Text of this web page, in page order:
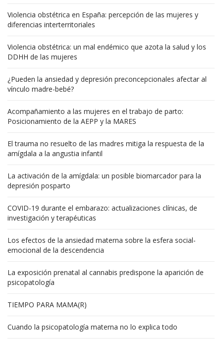
Violencia obstétrica en España: percepción de las mujeres y
diferencias interterritoriales
Violencia obstétrica: un mal endémico que azota la salud y los
DDHH de las mujeres
¿Pueden la ansiedad y depresión preconcepcionales afectar al
vínculo madre-bebé?
Acompañamiento a las mujeres en el trabajo de parto:
Posicionamiento de la AEPP y la MARES
El trauma no resuelto de las madres mitiga la respuesta de la
amígdala a la angustia infantil
La activación de la amígdala: un posible biomarcador para la
depresión posparto
COVID-19 durante el embarazo: actualizaciones clínicas, de
investigación y terapéuticas
Los efectos de la ansiedad materna sobre la esfera social-
emocional de la descendencia
La exposición prenatal al cannabis predispone la aparición de
psicopatología
TIEMPO PARA MAMA(R)
Cuando la psicopatología materna no lo explica todo